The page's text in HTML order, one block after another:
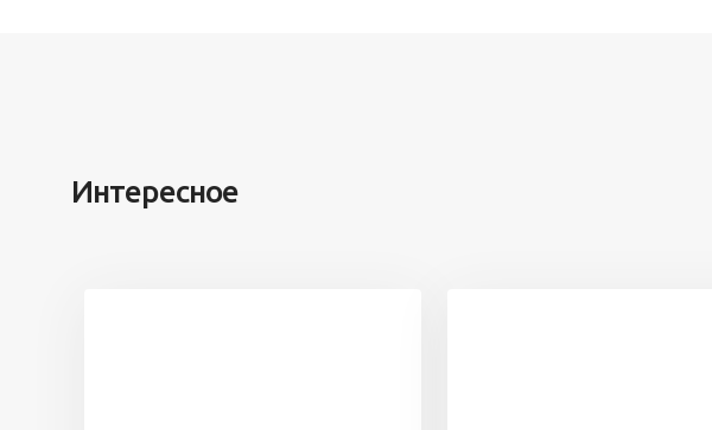
Интересное